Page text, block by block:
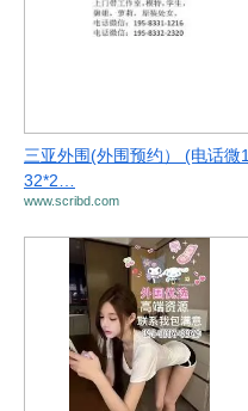
三亚外围(外围预约） (电话微1
32*2…
www.scribd.com